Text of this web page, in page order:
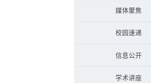
媒体聚焦
校园速递
信息公开
学术讲座